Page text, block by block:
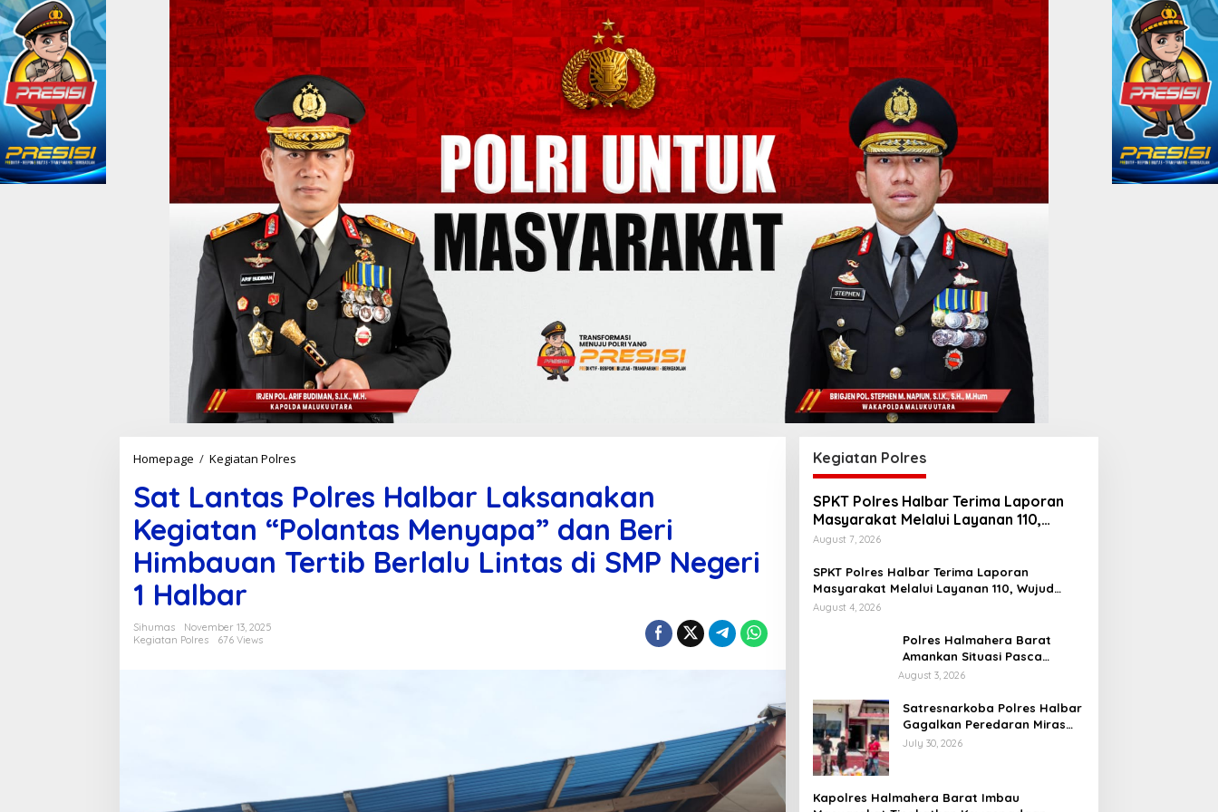
Homepage / Kegiatan Polres
t
L
a
n
t
a
L
Sat Lantas Polres Halbar Laksanakan
Kegiatan “Polantas Menyapa” dan Beri
Himbauan Tertib Berlalu Lintas di SMP Negeri
1 Halbar
Sihumas
November 13, 2025
Kegiatan Polres
676 Views
Kegiatan Polres
SPKT Polres Halbar Terima Laporan
Masyarakat Melalui Layanan 110,
Wujud Pelayanan Cepat dan Responsif
August 7, 2026
SPKT Polres Halbar Terima Laporan
Masyarakat Melalui Layanan 110, Wujud
Pelayanan Presisi 24 Jam
August 4, 2026
Polres Halmahera Barat
Amankan Situasi Pasca
Tarkam Di Tiga Desa, Mediasi
August 3, 2026
Satresnarkoba Polres Halbar
Gagalkan Peredaran Miras
Cap Tikus, Sita Ratusan
July 30, 2026
Kapolres Halmahera Barat Imbau